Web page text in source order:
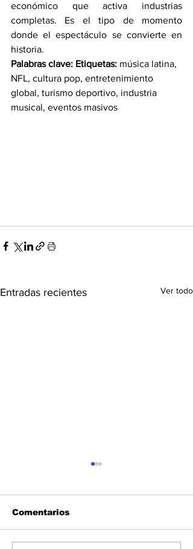
económico que activa industrias
completas. Es el tipo de momento
donde el espectáculo se convierte en
historia.
Palabras clave: Etiquetas: música latina,
NFL, cultura pop, entretenimiento
global, turismo deportivo, industria
musical, eventos masivos
Entradas recientes Ver todo
Comentarios